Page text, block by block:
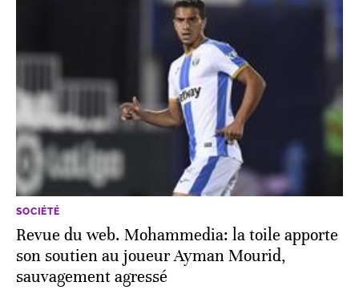
SOCIÉTÉ
Revue du web. Mohammedia: la toile apporte
son soutien au joueur Ayman Mourid,
sauvagement agressé